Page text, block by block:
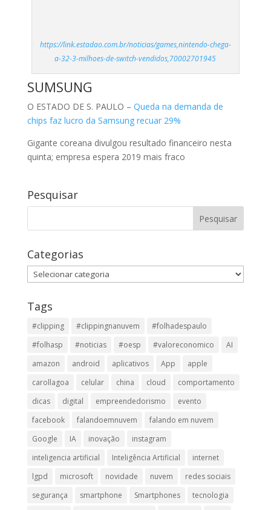
https://link.estadao.com.br/noticias/games,nintendo-chega-
a-32-3-milhoes-de-switch-vendidos,70002701945
SUMSUNG
O ESTADO DE S. PAULO – Queda na demanda de
chips faz lucro da Samsung recuar 29%
Gigante coreana divulgou resultado financeiro nesta
quinta; empresa espera 2019 mais fraco
Pesquisar
Categorias
Categorias
Tags
#clipping #clippingnanuvem
#folhadespaulo
#folhasp
#noticias #oesp #valoreconomico
AI
amazon
android aplicativos App
apple
carollagoa
celular china cloud
comportamento
dicas
digital empreendedorismo
evento
facebook
falandoemnuvem
falando em nuvem
Google
IA inovação
instagram
inteligencia artificial
Inteligência Artificial
internet
lgpd
microsoft novidade nuvem
redes sociais
segurança
smartphone Smartphones
tecnologia